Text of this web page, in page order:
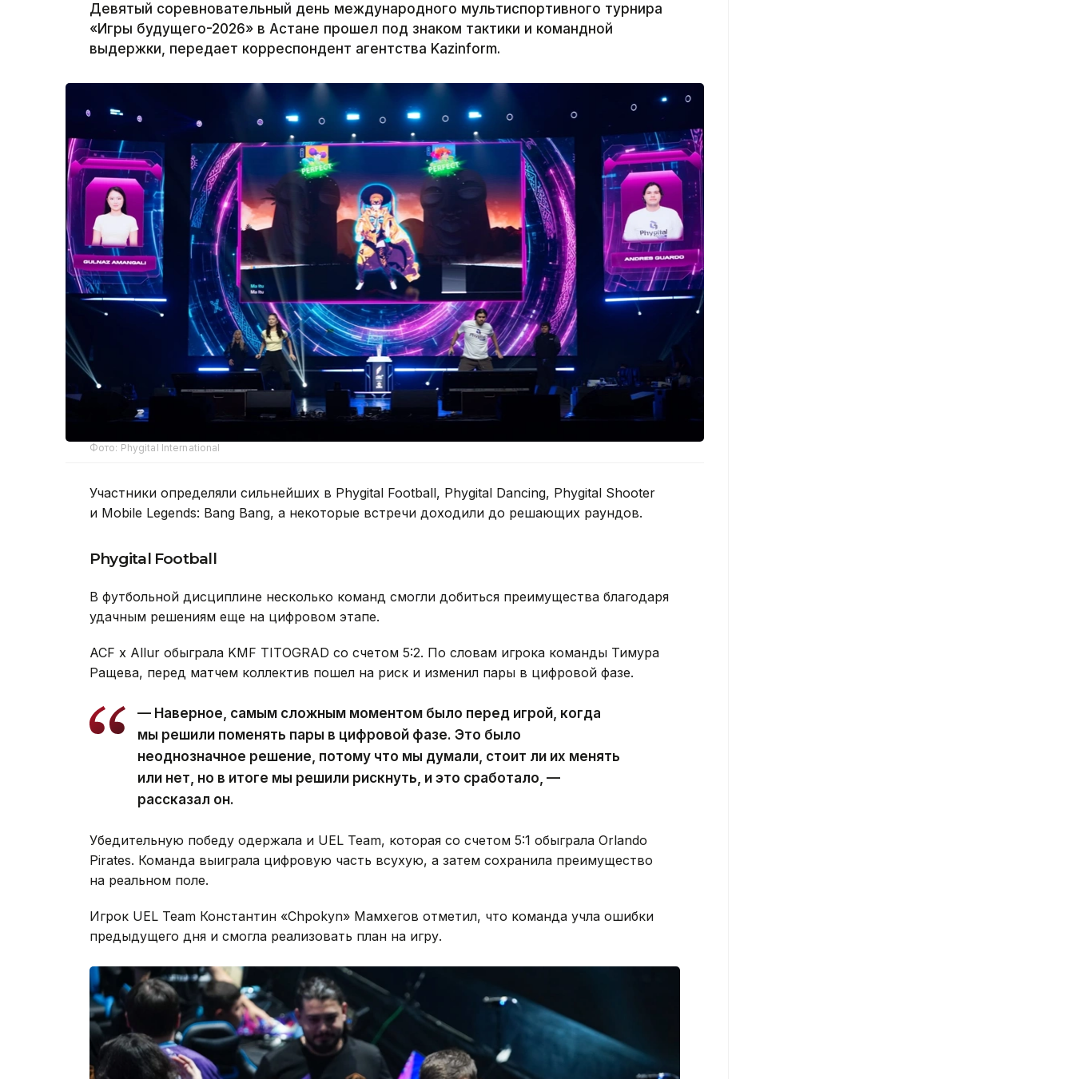
Девятый соревновательный день международного мультиспортивного турнира
«Игры будущего-2026» в Астане прошел под знаком тактики и командной
выдержки, передает корреспондент агентства Kazinform.
Фото: Phygital International
Участники определяли сильнейших в Phygital Football, Phygital Dancing, Phygital Shooter
и Mobile Legends: Bang Bang, а некоторые встречи доходили до решающих раундов.
Phygital Football
В футбольной дисциплине несколько команд смогли добиться преимущества благодаря
удачным решениям еще на цифровом этапе.
ACF x Allur обыграла KMF TITOGRAD со счетом 5:2. По словам игрока команды Тимура
Ращева, перед матчем коллектив пошел на риск и изменил пары в цифровой фазе.
— Наверное, самым сложным моментом было перед игрой, когда
мы решили поменять пары в цифровой фазе. Это было
неоднозначное решение, потому что мы думали, стоит ли их менять
или нет, но в итоге мы решили рискнуть, и это сработало, —
рассказал он.
Убедительную победу одержала и UEL Team, которая со счетом 5:1 обыграла Orlando
Pirates. Команда выиграла цифровую часть всухую, а затем сохранила преимущество
на реальном поле.
Игрок UEL Team Константин «Chpokyn» Мамхегов отметил, что команда учла ошибки
предыдущего дня и смогла реализовать план на игру.